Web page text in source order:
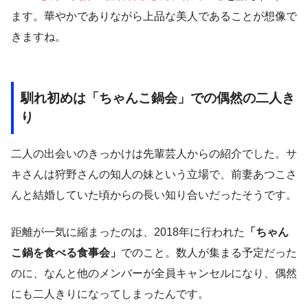
ます。華やかでありながら上品な美人であることが想像で
きますね。
馴れ初めは「ちゃんこ鍋会」での偶然の二人き
り
二人の出会いのきっかけは先輩芸人からの紹介でした。サ
キさんは狩野さんの知人の妹という立場で、前妻あつこさ
んと結婚していた頃からの長い知り合いだったそうです。
距離が一気に縮まったのは、2018年に行われた
「ちゃん
こ鍋を食べる食事会」 でのこと。数人が集まる予定だった
のに、なんと他のメンバーが全員キャンセルになり、偶然
にも二人きりになってしまったんです。